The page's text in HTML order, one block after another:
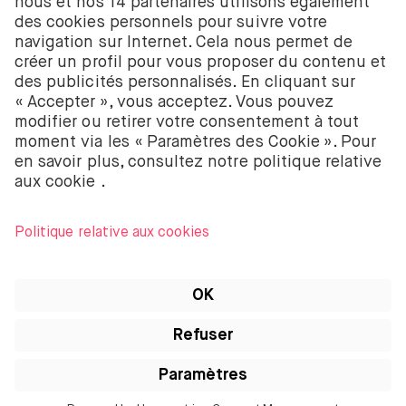
58403949. BUX B.V. est autorisé et réglementé par
l’Autorité néerlandaise des marchés financiers
(Autoriteit Financiële Markten – AFM).
BUX B.V. ne fournit pas de conseils d’investissement
et les investisseurs individuels doivent prendre leurs
propres décisions ou chercher des conseils
indépendants. Investir comporte des risques. La
valeur des investissements peut augmenter ou
investissement.
iTunes sont des marques d’Apple Inc. enregistrées
marque d’Apple Inc. App Store est une marque de